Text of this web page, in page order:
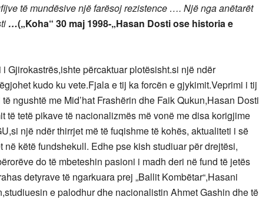
të mundësive një farësoj rezistence …. Një nga anëtarët
…(„Koha“ 30 maj 1998-„Hasan Dosti ose historia e
Gjirokastrës,ishte përcaktuar plotësisht.si një ndër
kudo ku vete.Fjala e tij ka forcën e gjykimit.Veprimi i tij
ngushtë me Mid’hat Frashërin dhe Faik Qukun,Hasan Dosti
të tetë pikave të nacionalizmës më vonë me disa korigjime
një ndër thirrjet më të fuqishme të kohës, aktualiteti i së
këtë fundshekull. Edhe pse kish studiuar për drejtësi,
do të mbeteshin pasioni i madh deri në fund të jetës
detyrave të ngarkuara prej „Ballit Kombëtar“,Hasani
e palodhur dhe nacionalistin Ahmet Gashin dhe të